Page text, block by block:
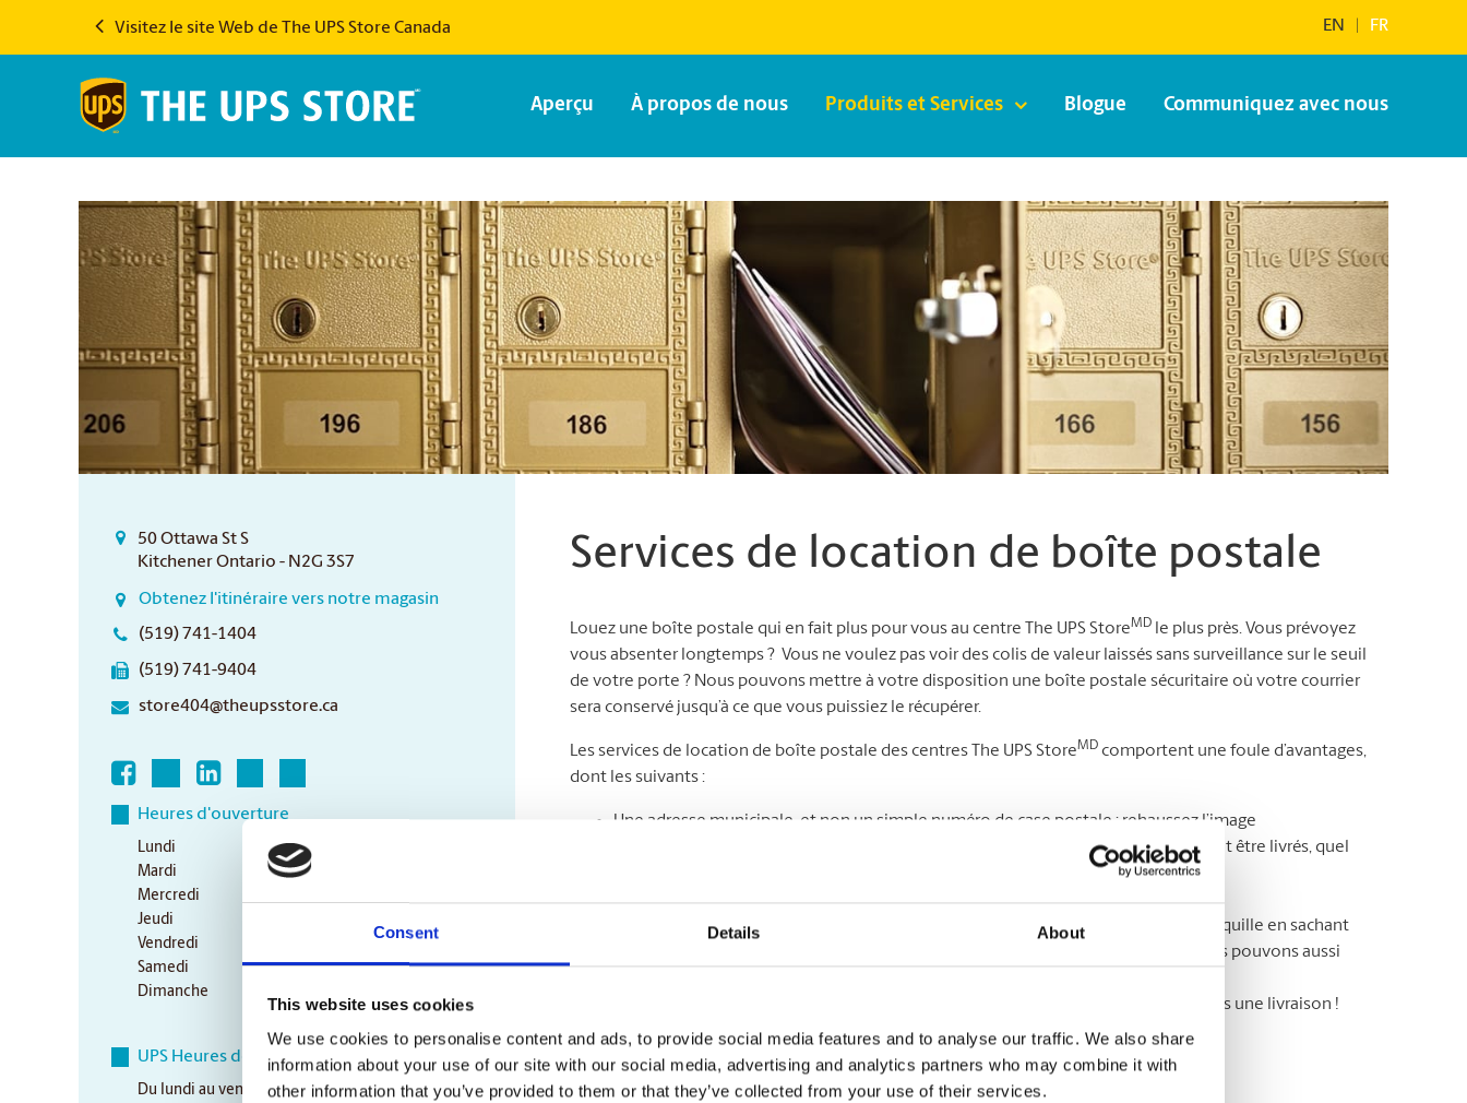
Consent Details About
This website uses cookies
We use cookies to personalise content and ads, to provide social media features and to analyse our traffic. We also share
information about your use of our site with our social media, advertising and analytics partners who may combine it with
other information that you’ve provided to them or that they’ve collected from your use of their services.
Visitez le site Web de The UPS Store Canada EN FR
Aperçu À propos de nous Produits et Services Blogue Communiquez avec nous
50 Ottawa St S
Kitchener Ontario - N2G 3S7
Obtenez l'itinéraire vers notre magasin
(519) 741-1404
(519) 741-9404
store404@theupsstore.ca
Heures d'ouverture
Lundi
9:00 am - 6:30 pm
Mardi
9:00 am - 6:30 pm
Mercredi
Jeudi
Vendredi
9:00 am - 6:30 pm
Samedi
10:00 am - 3:00 pm
Dimanche
UPS Heures de ramassage
Du lundi au vendredi 4:00 pm
Services de location de boîte postale
Louez une boîte postale qui en fait plus pour vous au centre The UPS StoreMD
le plus près. Vous prévoyez
vous absenter longtemps ? Vous ne voulez pas voir des colis de valeur laissés sans surveillance sur le seuil
de votre porte ? Nous pouvons mettre à votre disposition une boîte postale sécuritaire où votre courrier
sera conservé jusqu’à ce que vous puissiez le récupérer.
Les services de location de boîte postale des centres The UPS StoreMD comportent une foule d’avantages,
dont les suivants :
Une adresse municipale, et non un simple numéro de case postale : rehaussez l’image
professionnelle de votre entreprise grâce à une adresse où tous vos colis peuvent être livrés, quel
Un accès jour et nuit : venez chercher votre courrier quand bon vous semble* ;
Un service sûr de retenue et de réacheminement** de courrier : ayant l’esprit tranquille en sachant
que votre courrier sera gardé sous clé jusqu’à ce que vous veniez le chercher. Nous pouvons aussi
La réception de colis de toutes les entreprises de messagerie : ne ratez plus jamais une livraison !
* Offert seulement à certains centres participants.